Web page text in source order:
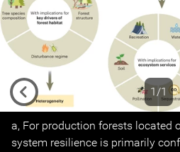
1/1
Previous
a, For production forests located
system resilience is primarily